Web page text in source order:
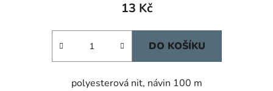
13 Kč
DO KOŠÍKU
polyesterová nit, návin 100 m